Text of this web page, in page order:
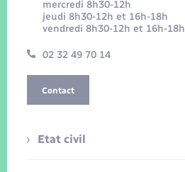
mercredi 8h30-12h
jeudi 8h30-12h et 16h-18h
vendredi 8h30-12h et 16h-18h
02 32 49 70 14
Contact
Etat civil